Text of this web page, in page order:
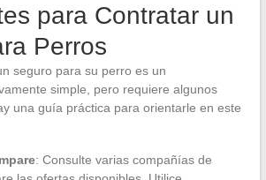
para Contratar un
Perros
seguro para su perro es un
simple, pero requiere algunos
una guía práctica para orientarle en este
: Consulte varias compañías de